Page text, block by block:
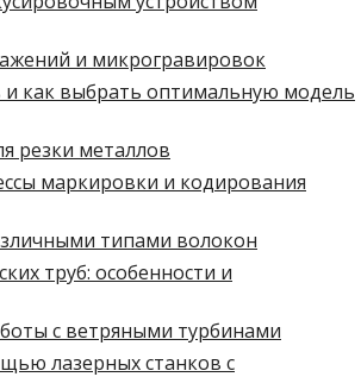
и микрогравировок
и как выбрать оптимальную модель
резки металлов
маркировки и кодирования
типами волокон
труб: особенности и
с ветряными турбинами
лазерных станков с